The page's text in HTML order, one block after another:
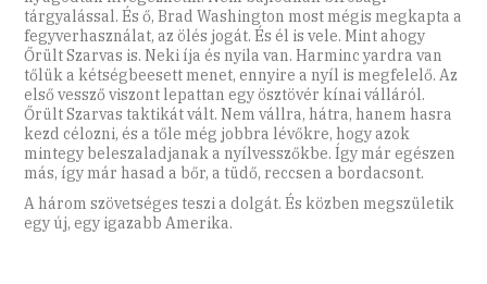
tárgyalással. És ő, Brad Washington most mégis megkapta a
fegyverhasználat, az ölés jogát. És él is vele. Mint ahogy
Őrült Szarvas is. Neki íja és nyila van. Harminc yardra van
tőlük a kétségbeesett menet, ennyire a nyíl is megfelelő. Az
első vessző viszont lepattan egy ösztövér kínai válláról.
Őrült Szarvas taktikát vált. Nem vállra, hátra, hanem hasra
kezd célozni, és a tőle még jobbra lévőkre, hogy azok
mintegy beleszaladjanak a nyílvesszőkbe. Így már egészen
más, így már hasad a bőr, a tüdő, reccsen a bordacsont.
A három szövetséges teszi a dolgát. És közben megszületik
egy új, egy igazabb Amerika.